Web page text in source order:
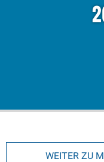
WEITER ZU